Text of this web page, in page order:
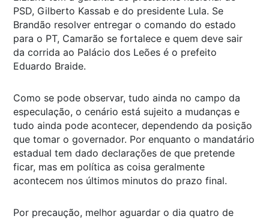
PSD, Gilberto Kassab e do presidente Lula. Se
Brandão resolver entregar o comando do estado
para o PT, Camarão se fortalece e quem deve sair
da corrida ao Palácio dos Leões é o prefeito
Eduardo Braide.
Como se pode observar, tudo ainda no campo da
especulação, o cenário está sujeito a mudanças e
tudo ainda pode acontecer, dependendo da posição
que tomar o governador. Por enquanto o mandatário
estadual tem dado declarações de que pretende
ficar, mas em política as coisa geralmente
acontecem nos últimos minutos do prazo final.
Por precaução, melhor aguardar o dia quatro de